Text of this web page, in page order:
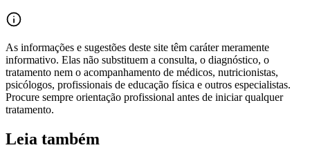
As informações e sugestões deste site têm caráter meramente
informativo. Elas não substituem a consulta, o diagnóstico, o
tratamento nem o acompanhamento de médicos, nutricionistas,
psicólogos, profissionais de educação física e outros especialistas.
Procure sempre orientação profissional antes de iniciar qualquer
tratamento.
Leia também